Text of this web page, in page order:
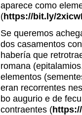
aparece como
(https://bit.ly/
Se queremos
dos casamentos
habería que
romana
elementos
eran recorrentes
bo augurio e de
contraentes (